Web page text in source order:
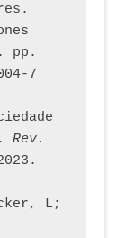
pp.
7
Rev.
L;